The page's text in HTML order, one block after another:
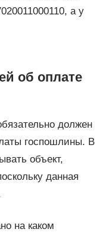
а у
об оплате
должен
госпошлины. В
объект,
данная
на каком